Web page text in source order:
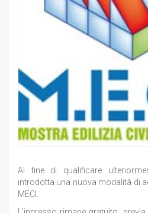
Al fine di qualificare
introdotta una nuova modalità di
MECI.